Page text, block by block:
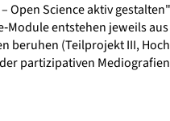
Open Science aktiv
entstehen jeweils
beruhen (Teilprojekt III,
partizipativen